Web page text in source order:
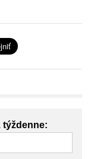
týždenne: